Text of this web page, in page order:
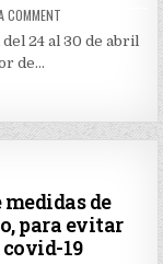
COMMENT
JORNADA
INMUNIZADOS
ESQUEMA
24 al 30 de abril
de…
de
para evitar
19